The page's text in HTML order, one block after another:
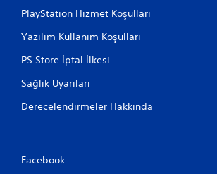
PlayStation Hizmet Koşulları
Yazılım Kullanım Koşulları
PS Store İptal İlkesi
Sağlık Uyarıları
Derecelendirmeler Hakkında
Facebook